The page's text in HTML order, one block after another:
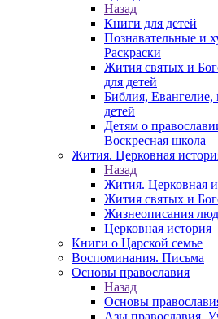
Назад
Книги для детей
Познавательные и
Раскраски
Жития святых и
для детей
Библия,
детей
Детям о
Воскресная школа
Жития. Церковная
Назад
Жития. Церковная
Жития святых и
Жизнеописания
Церковная история
Книги о Царской семье
Воспоминания. Письма
Основы православия
Назад
Основы
Азы православия.